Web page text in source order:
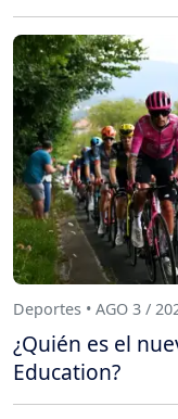
Deportes • AGO 3 /
¿Quién es el
Education?